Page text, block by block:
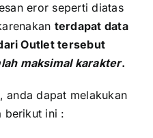
eror seperti diatas
terdapat data
Outlet tersebut
maksimal karakter.
anda dapat melakukan
berikut ini :